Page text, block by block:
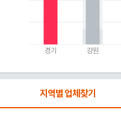
경기 강원
지역별 업체찾기